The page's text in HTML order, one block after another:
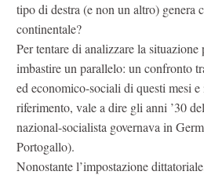
tipo di destra (e non un altro) genera
continentale?
Per tentare di analizzare la situazione
imbastire un parallelo: un confronto
ed economico-sociali di questi mesi
riferimento, vale a dire gli anni ’30
nazional-socialista governava in
Portogallo).
Nonostante l’impostazione